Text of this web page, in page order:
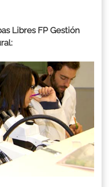
Libres FP Gestión